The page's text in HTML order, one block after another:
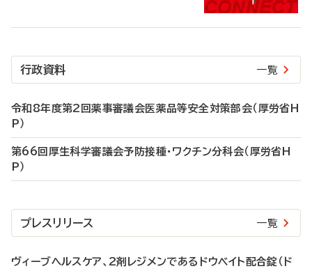
行政資料 一覧
令和8年度第2回薬事審議会医薬品等安全対策部会（厚労省H
P）
第66回厚生科学審議会予防接種・ワクチン分科会（厚労省H
P）
プレスリリース 一覧
ヴィーブヘルスケア、2剤レジメンであるドウベイト配合錠（ド